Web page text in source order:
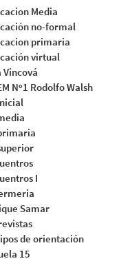
Media
no-formal
primaria
virtual
Vincová
Nº1 Rodolfo Walsh
I
Samar
de orientación
15